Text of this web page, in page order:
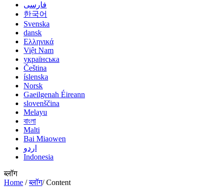
فارسی
한국어
Svenska
dansk
Ελληνικά
Việt Nam
українська
Čeština
íslenska
Norsk
Gaeilgenah Éireann
slovenščina
Melayu
বাংলা
Malti
Bai Miaowen
اردو
Indonesia
ब्लॉग
Home /ब्लॉग/Content